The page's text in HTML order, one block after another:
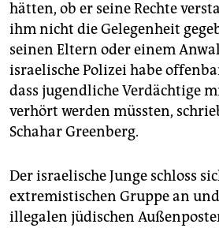
hätten, ob er seine Rechte
ihm nicht die Gelegenheit
seinen Eltern oder einem
israelische Polizei habe
dass jugendliche Verdächtige
verhört werden müssten,
Schahar Greenberg.
Der israelische Junge schloss
extremistischen Gruppe an
illegalen jüdischen